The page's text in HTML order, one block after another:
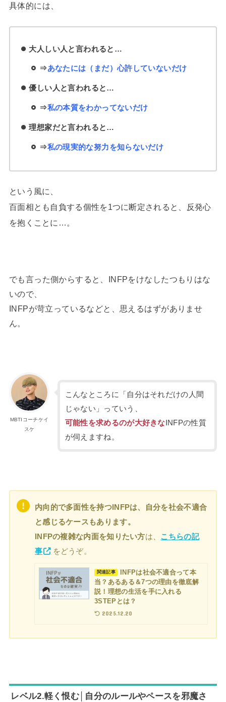
具体的には、
大人しい人と言われると…
⇒あなたには（まだ）心許していないだけ
優しい人と言われると…
⇒私の本質をわかってないだけ
理想家だと言われると…
⇒私の現実的な努力を知らないだけ
という風に、
百面相とも自負する個性を1つに断定されると、反発心
を抱くことに…。
でも言った側からすると、INFPをけなしたつもりはな
いので、
INFPが苛立っているなどと、思えるはずがありませ
ん。
MBTIコーチケイ
スケ
こんなところに「自分はそれだけの人間
じゃない」っていう、
可能性を求めるのが大好きな INFPの性質
が伺えますね。
内向的で多面性を持つINFPは、自分を社会不適合
と感じるケースもあります。
INFPの複雑な内面を知りたい方は、 こちらの記
事
をどうぞ。
関連記事
INFPは社会不適合って本
当？あるある＆7つの理由を徹底解
説！理想の生活を手に入れる
3STEPとは？
2025.12.20
レベル2.軽く恨む│自分のルールやペースを邪魔さ